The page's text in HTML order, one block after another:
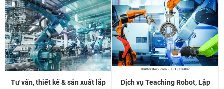
Tư vấn, thiết kế & sản xuất lắp
Dịch vụ Teaching Robot, Lập